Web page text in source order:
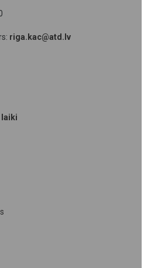
riga.kac@atd.lv
laiki